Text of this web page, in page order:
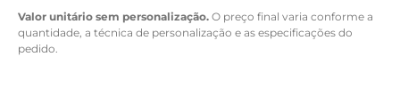
Valor unitário sem personalização. O preço final varia conforme a
quantidade, a técnica de personalização e as especificações do
pedido.